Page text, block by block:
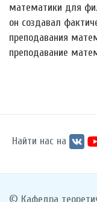
математики для
он создавал
преподавания
преподавание
Найти нас на